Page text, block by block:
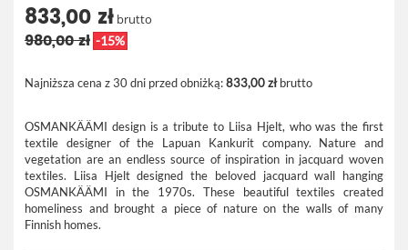
833,00 zł brutto
980,00 zł -15%
Najniższa cena z 30 dni przed obniżką:833,00 złbrutto
OSMANKÄÄMI design is a tribute to Liisa Hjelt, who was the first
textile designer of the Lapuan Kankurit company. Nature and
vegetation are an endless source of inspiration in jacquard woven
textiles. Liisa Hjelt designed the beloved jacquard wall hanging
OSMANKÄÄMI in the 1970s. These beautiful textiles created
homeliness and brought a piece of nature on the walls of many
Finnish homes.